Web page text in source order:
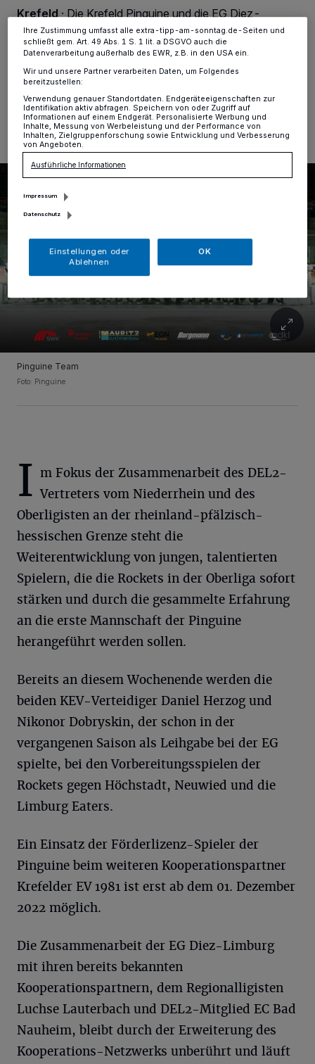
Krefeld·Die Krefeld Pinguine und die EG Diez-
Limburg Rockets haben einen Kooperationsvertrag
geschlossen.
16.09.2022 , 14:16 Uhr Eine Minute Lesezeit
Pinguine Team
Foto: Pinguine
I m Fokus der Zusammenarbeit des DEL2-
Vertreters vom Niederrhein und des
Oberligisten an der rheinland-pfälzisch-
hessischen Grenze steht die
Weiterentwicklung von jungen, talentierten
Spielern, die die Rockets in der Oberliga sofort
stärken und durch die gesammelte Erfahrung
an die erste Mannschaft der Pinguine
herangeführt werden sollen.
Bereits an diesem Wochenende werden die
beiden KEV-Verteidiger Daniel Herzog und
Nikonor Dobryskin, der schon in der
vergangenen Saison als Leihgabe bei der EG
spielte, bei den Vorbereitungsspielen der
Rockets gegen Höchstadt, Neuwied und die
Limburg Eaters.
Ein Einsatz der Förderlizenz-Spieler der
Pinguine beim weiteren Kooperationspartner
Krefelder EV 1981 ist erst ab dem 01. Dezember
2022 möglich.
Die Zusammenarbeit der EG Diez-Limburg
mit ihren bereits bekannten
Kooperationspartnern, dem Regionalligisten
Luchse Lauterbach und DEL2-Mitglied EC Bad
Nauheim, bleibt durch der Erweiterung des
Kooperations-Netzwerks unberührt und läuft
Informationen finden Sie in unserer Datenschutzerklärung.
Ihre Zustimmung umfasst alle extra-tipp-am-sonntag.de-Seiten und
schließt gem. Art. 49 Abs. 1 S. 1 lit. a DSGVO auch die
Datenverarbeitung außerhalb des EWR, z.B. in den USA ein.
Wir und unsere Partner verarbeiten Daten, um Folgendes
bereitzustellen:
Verwendung genauer Standortdaten. Endgeräteeigenschaften zur
Identifikation aktiv abfragen. Speichern von oder Zugriff auf
Informationen auf einem Endgerät. Personalisierte Werbung und
Inhalte, Messung von Werbeleistung und der Performance von
Inhalten, Zielgruppenforschung sowie Entwicklung und Verbesserung
von Angeboten.
Ausführliche Informationen
Impressum
Datenschutz
Einstellungen oder
Ablehnen
OK